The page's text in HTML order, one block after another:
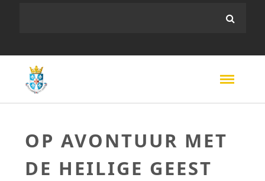
OP AVONTUUR MET
DE HEILIGE GEEST